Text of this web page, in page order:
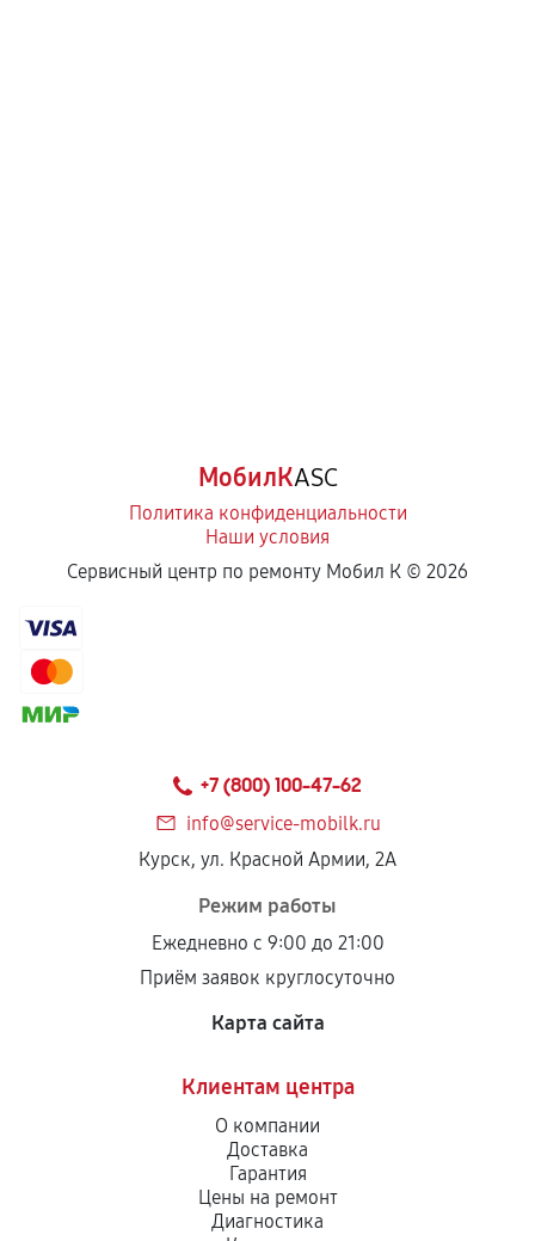
МобилКASC
Политика конфиденциальности
Наши условия
Сервисный центр по ремонту Мобил К © 2026
+7 (800) 100-47-62
info@service-mobilk.ru
Курск, ул. Красной Армии, 2А
Режим работы
Ежедневно с 9:00 до 21:00
Приём заявок круглосуточно
Карта сайта
Клиентам центра
О компании
Доставка
Гарантия
Цены на ремонт
Диагностика